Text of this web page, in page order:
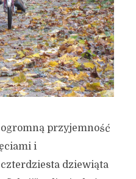
przyjemność
i
dziewiąta